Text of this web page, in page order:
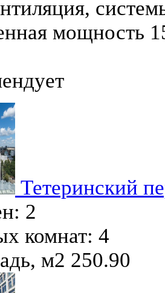
мощность
Тетеринский
2
комнат: 4
м2 250.90